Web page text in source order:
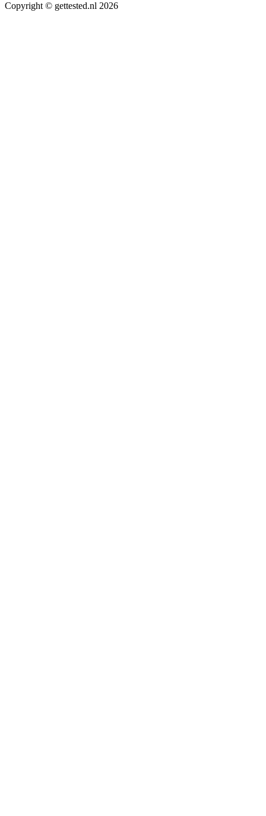
Copyright © gettested.nl 2026